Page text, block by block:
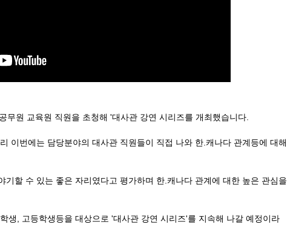
무원 교육원 직원을 초청해 '대사관 강연 시리즈를 개최했습니다.
이번에는 담당분야의 대사관 직원들이 직접 나와 한.캐나다 관계등에 대해
기할 수 있는 좋은 자리였다고 평가하며 한.캐나다 관계에 대한 높은 관심을
생, 고등학생등을 대상으로 '대사관 강연 시리즈'를 지속해 나갈 예정이라